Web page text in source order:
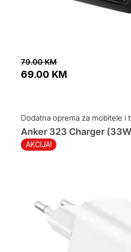
79.00KM
was:
79.00 KM.
69.00 KM
is:
69.00 KM.
Dodatna oprema za mobitele i
AKCIJA!
Anker 323 Charger